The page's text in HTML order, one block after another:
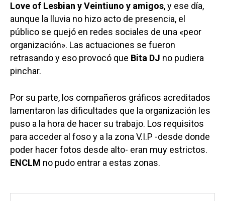
Love of Lesbian y Veintiuno y amigos, y ese día,
aunque la lluvia no hizo acto de presencia, el
público se quejó en redes sociales de una «peor
organización». Las actuaciones se fueron
retrasando y eso provocó que Bita DJ no pudiera
pinchar.
Por su parte, los compañeros gráficos acreditados
lamentaron las dificultades que la organización les
puso a la hora de hacer su trabajo. Los requisitos
para acceder al foso y a la zona V.I.P -desde donde
poder hacer fotos desde alto- eran muy estrictos.
ENCLM no pudo entrar a estas zonas.